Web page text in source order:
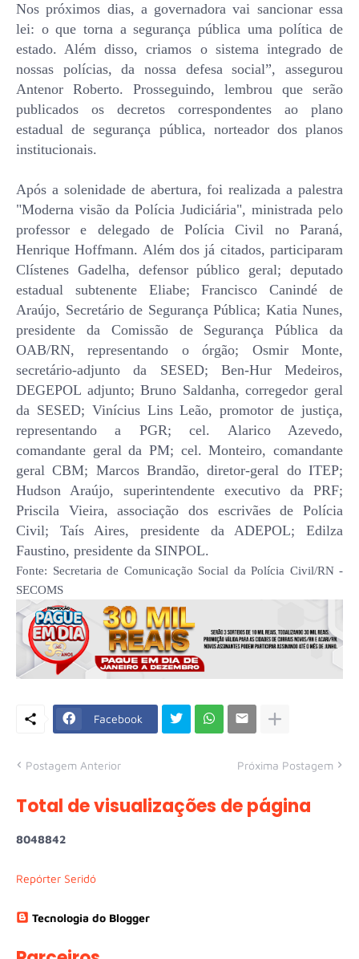
Nos próximos dias, a governadora vai sancionar essa
lei: o que torna a segurança pública uma política de
estado. Além disso, criamos o sistema integrado de
nossas polícias, da nossa defesa social”, assegurou
Antenor Roberto. Prosseguindo, lembrou que serão
publicados os decretos correspondentes ao plano
estadual de segurança pública, norteador dos planos
institucionais.
Após a solenidade de abertura, foi realizada a palestra
"Moderna visão da Polícia Judiciária", ministrada pelo
professor e delegado de Polícia Civil no Paraná,
Henrique Hoffmann. Além dos já citados, participaram
Clístenes Gadelha, defensor público geral; deputado
estadual subtenente Eliabe; Francisco Canindé de
Araújo, Secretário de Segurança Pública; Katia Nunes,
presidente da Comissão de Segurança Pública da
OAB/RN, representando o órgão; Osmir Monte,
secretário-adjunto da SESED; Ben-Hur Medeiros,
DEGEPOL adjunto; Bruno Saldanha, corregedor geral
da SESED; Vinícius Lins Leão, promotor de justiça,
representando a PGR; cel. Alarico Azevedo,
comandante geral da PM; cel. Monteiro, comandante
geral CBM; Marcos Brandão, diretor-geral do ITEP;
Hudson Araújo, superintendente executivo da PRF;
Priscila Vieira, associação dos escrivães de Polícia
Civil; Taís Aires, presidente da ADEPOL; Edilza
Faustino, presidente da SINPOL.
Fonte: Secretaria de Comunicação Social da Polícia Civil/RN -
SECOMS
Facebook
Postagem Anterior Próxima Postagem
Total de visualizações de página
8048842
Repórter Seridó
Tecnologia do Blogger